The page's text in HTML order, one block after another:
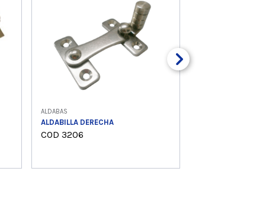
ALDABAS
ALDABILLA DERECHA
COD 3206